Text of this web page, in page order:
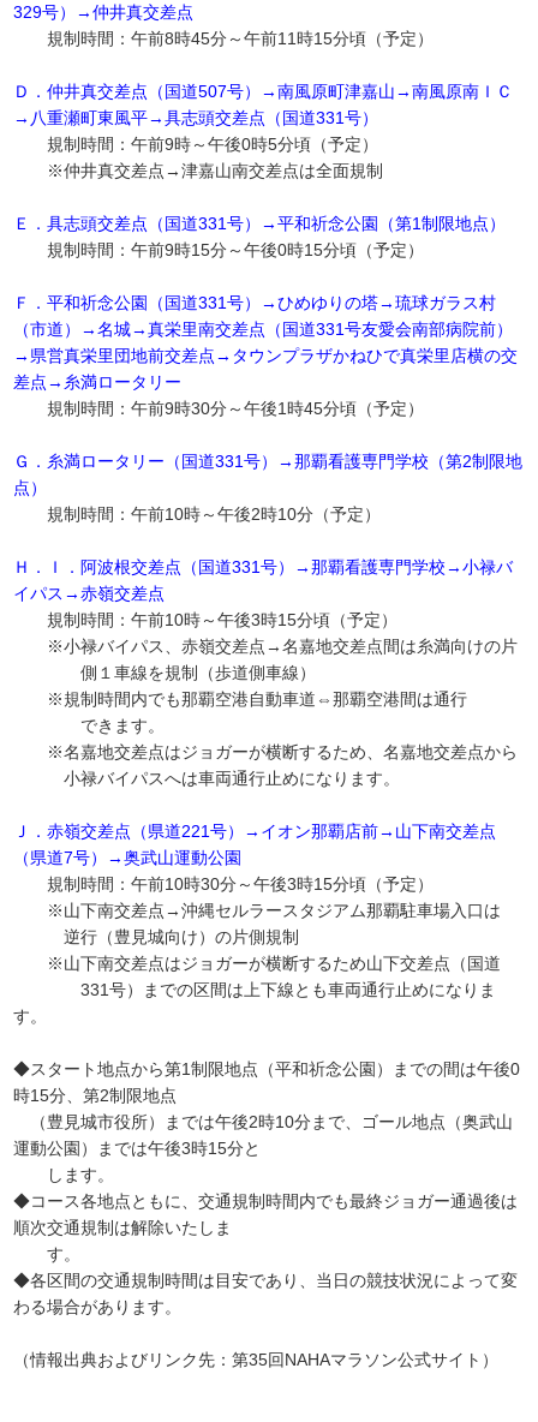
329号）→仲井真交差点
規制時間：午前8時45分～午前11時15分頃（予定）
Ｄ．仲井真交差点（国道507号）→南風原町津嘉山→南風原南ＩＣ
→八重瀬町東風平→具志頭交差点（国道331号）
規制時間：午前9時～午後0時5分頃（予定）
※仲井真交差点→津嘉山南交差点は全面規制
Ｅ．具志頭交差点（国道331号）→平和祈念公園（第1制限地点）
規制時間：午前9時15分～午後0時15分頃（予定）
Ｆ．平和祈念公園（国道331号）→ひめゆりの塔→琉球ガラス村
（市道）→名城→真栄里南交差点（国道331号友愛会南部病院前）
→県営真栄里団地前交差点→タウンプラザかねひで真栄里店横の交
差点→糸満ロータリー
規制時間：午前9時30分～午後1時45分頃（予定）
Ｇ．糸満ロータリー（国道331号）→那覇看護専門学校（第2制限地
点）
規制時間：午前10時～午後2時10分（予定）
Ｈ．Ｉ．阿波根交差点（国道331号）→那覇看護専門学校→小禄バ
イパス→赤嶺交差点
規制時間：午前10時～午後3時15分頃（予定）
※小禄バイパス、赤嶺交差点→名嘉地交差点間は糸満向けの片
側１車線を規制（歩道側車線）
※規制時間内でも那覇空港自動車道⇔那覇空港間は通行
できます。
※名嘉地交差点はジョガーが横断するため、名嘉地交差点から
小禄バイパスへは車両通行止めになります。
Ｊ．赤嶺交差点（県道221号）→イオン那覇店前→山下南交差点
（県道7号）→奥武山運動公園
規制時間：午前10時30分～午後3時15分頃（予定）
※山下南交差点→沖縄セルラースタジアム那覇駐車場入口は
逆行（豊見城向け）の片側規制
※山下南交差点はジョガーが横断するため山下交差点（国道
331号）までの区間は上下線とも車両通行止めになりま
す。
◆スタート地点から第1制限地点（平和祈念公園）までの間は午後0
時15分、第2制限地点
（豊見城市役所）までは午後2時10分まで、ゴール地点（奥武山
運動公園）までは午後3時15分と
します。
◆コース各地点ともに、交通規制時間内でも最終ジョガー通過後は
順次交通規制は解除いたしま
す。
◆各区間の交通規制時間は目安であり、当日の競技状況によって変
わる場合があります。
（情報出典およびリンク先：第35回NAHAマラソン公式サイト）